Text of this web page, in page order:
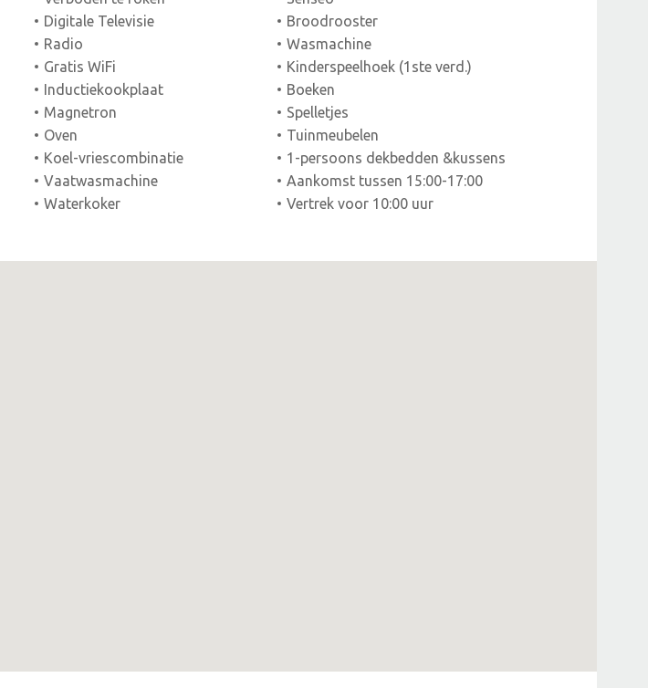
Digitale Televisie
Radio
Gratis WiFi
Inductiekookplaat
Magnetron
Oven
Koel-vriescombinatie
Vaatwasmachine
Waterkoker
Broodrooster
Wasmachine
Kinderspeelhoek (1ste verd.)
Boeken
Spelletjes
Tuinmeubelen
1-persoons dekbedden &kussens
Aankomst tussen 15:00-17:00
Vertrek voor 10:00 uur